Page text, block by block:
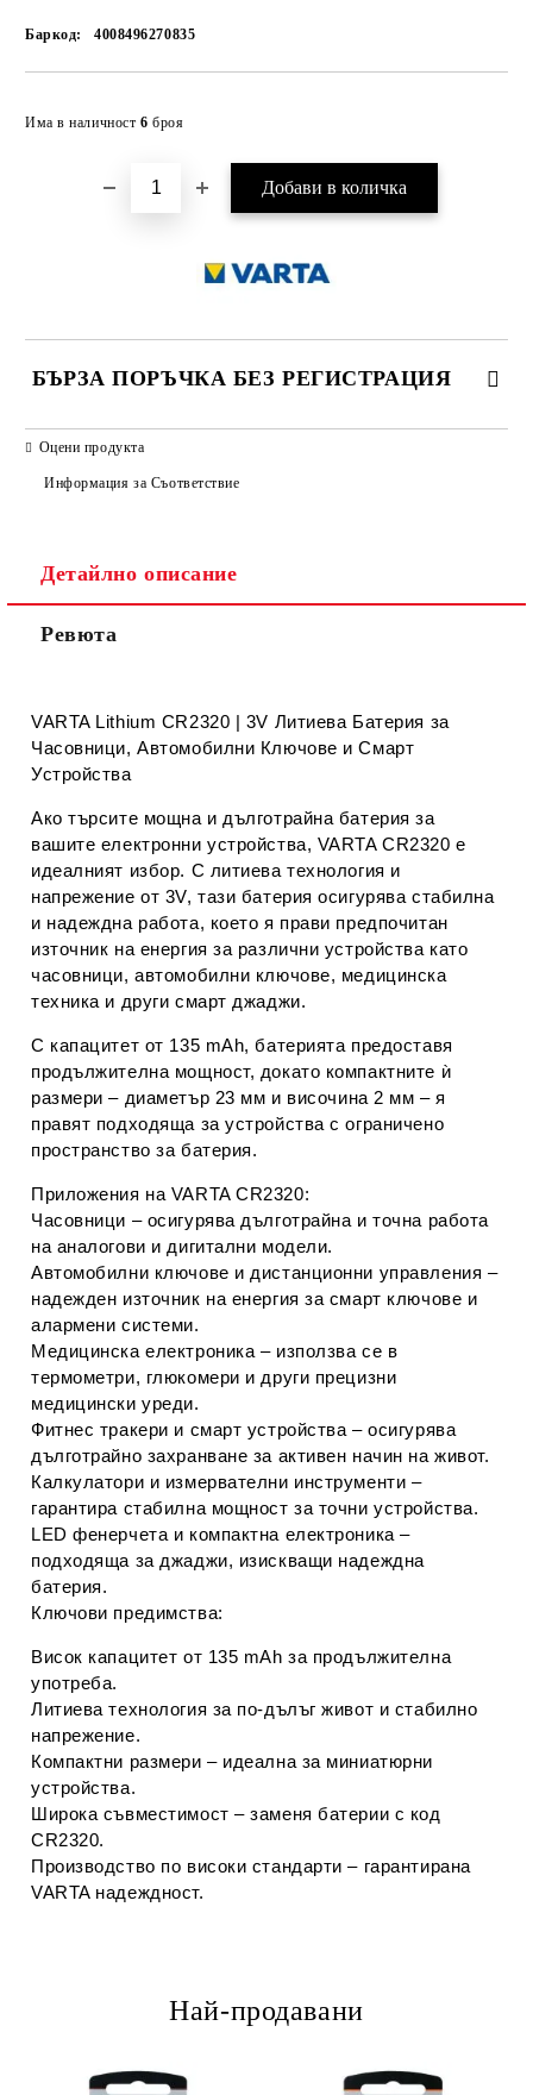
Баркод: 4008496270835
Има в наличност 6 броя
БЪРЗА ПОРЪЧКА БЕЗ РЕГИСТРАЦИЯ
Съгласен съм с
Ние ще се свържем с вас в рамките на работния ден.
Оцени продукта
Информация за Съответствие
Детайлно описание
Ревюта
VARTA Lithium CR2320 | 3V Литиева Батерия за
Часовници, Автомобилни Ключове и Смарт
Устройства
Ако търсите мощна и дълготрайна батерия за
вашите електронни устройства, VARTA CR2320 е
идеалният избор. С литиева технология и
напрежение от 3V, тази батерия осигурява стабилна
и надеждна работа, което я прави предпочитан
източник на енергия за различни устройства като
часовници, автомобилни ключове, медицинска
техника и други смарт джаджи.
С капацитет от 135 mAh, батерията предоставя
продължителна мощност, докато компактните ѝ
размери – диаметър 23 мм и височина 2 мм – я
правят подходяща за устройства с ограничено
пространство за батерия.
Приложения на VARTA CR2320:
Часовници – осигурява дълготрайна и точна работа
на аналогови и дигитални модели.
Автомобилни ключове и дистанционни управления –
надежден източник на енергия за смарт ключове и
алармени системи.
Медицинска електроника – използва се в
термометри, глюкомери и други прецизни
медицински уреди.
Фитнес тракери и смарт устройства – осигурява
дълготрайно захранване за активен начин на живот.
Калкулатори и измервателни инструменти –
гарантира стабилна мощност за точни устройства.
LED фенерчета и компактна електроника –
подходяща за джаджи, изискващи надеждна
батерия.
Ключови предимства:
Висок капацитет от 135 mAh за продължителна
употреба.
Литиева технология за по-дълъг живот и стабилно
напрежение.
Компактни размери – идеална за миниатюрни
устройства.
Широка съвместимост – заменя батерии с код
CR2320.
Производство по високи стандарти – гарантирана
VARTA надеждност.
Най-продавани